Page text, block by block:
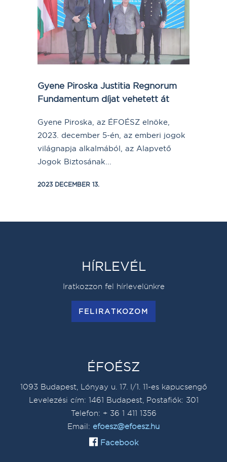
Gyene Piroska Justitia Regnorum
Fundamentum díjat vehetett át
Gyene Piroska, az ÉFOÉSZ elnöke,
2023. december 5-én, az emberi jogok
világnapja alkalmából, az Alapvető
Jogok Biztosának...
2023 DECEMBER 13.
HÍRLEVÉL
Iratkozzon fel hírlevelünkre
FELIRATKOZOM
ÉFOÉSZ
1093 Budapest, Lónyay u. 17. I/1. 11-es kapucsengő
Levelezési cím: 1461 Budapest, Postafiók: 301
Telefon: + 36 1 411 1356
Email: efoesz@efoesz.hu
Facebook